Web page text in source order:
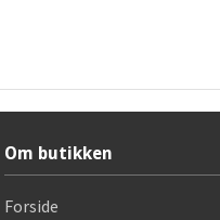
Om butikken
Forside